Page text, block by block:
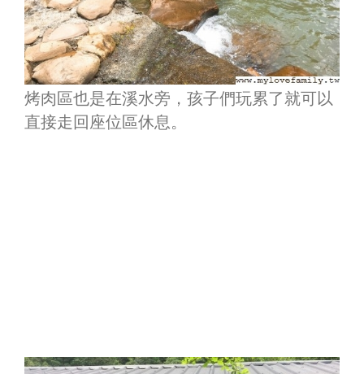
烤肉區也是在溪水旁，孩子們玩累了就可以
直接走回座位區休息。